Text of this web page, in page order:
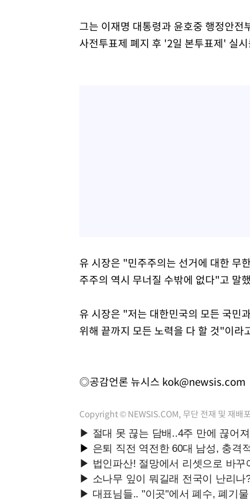
그는 이재명 대통령과 윤호중 행정안
사전투표제 폐지 후 '2일 본투표제' 실
유 시장은 "민주주의는 선거에 대한 무
주주의 역시 무너질 수밖에 없다"고 말
유 시장은 "저는 대한민국의 모든 국민
위해 끝까지 모든 노력을 다 할 것"이라
◎공감언론 뉴시스 kok@newsis.com
Copyright © NEWSIS.COM, 무단 전재 및 재배